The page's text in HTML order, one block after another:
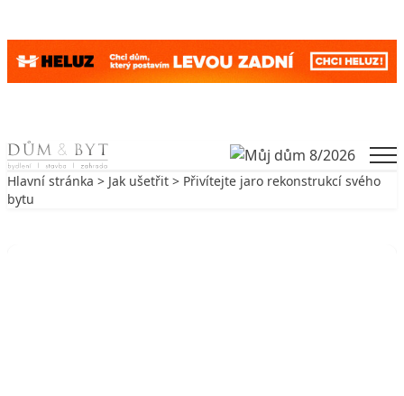
Skip to content
Hlavní stránka > Jak ušetřit > Přivítejte jaro rekonstrukcí svého
bytu